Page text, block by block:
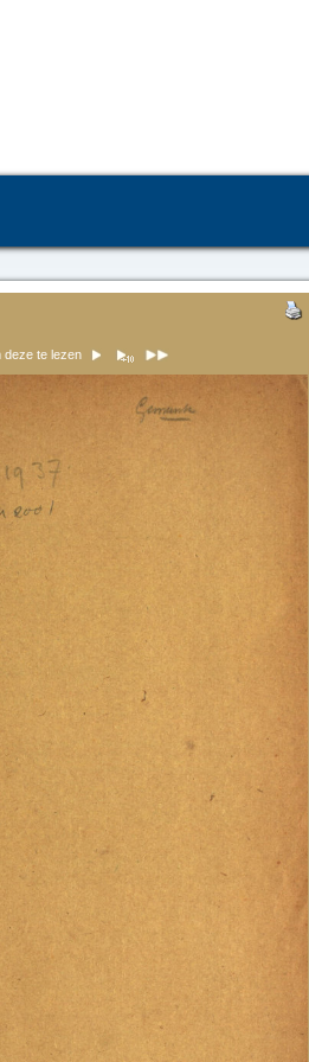
deze te lezen